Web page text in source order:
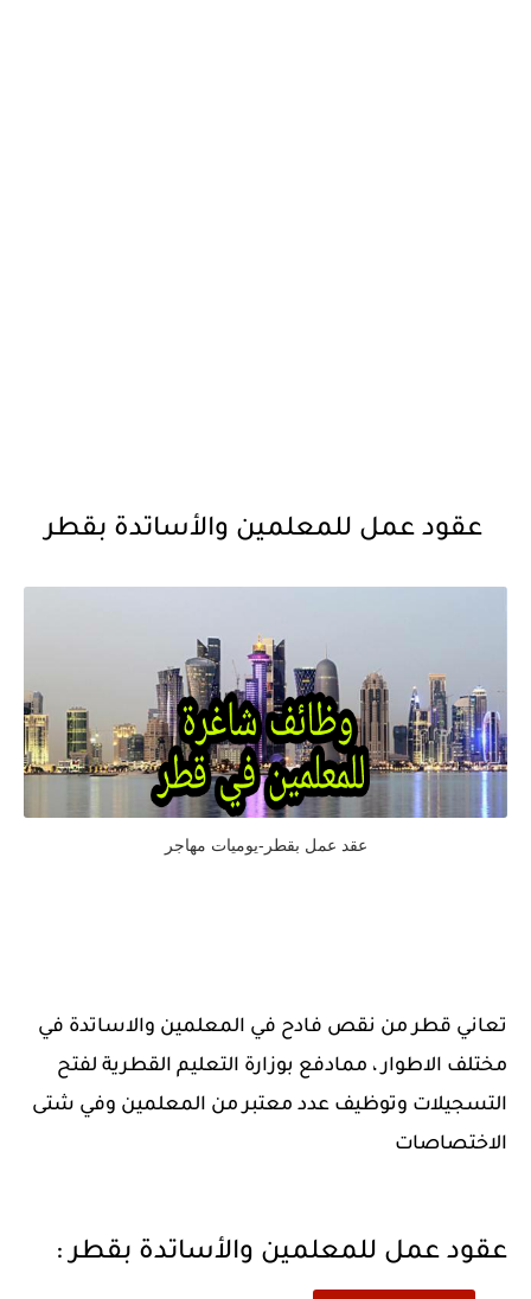
عقود عمل للمعلمين والأساتدة بقطر
عقد عمل بقطر-يوميات مهاجر
تعاني قطر من نقص فادح في المعلمين والاساتدة في
مختلف الاطوار ، ممادفع بوزارة التعليم القطرية لفتح
التسجيلات وتوظيف عدد معتبر من المعلمين وفي شتى
الاختصاصات
عقود عمل للمعلمين والأساتدة بقطر :